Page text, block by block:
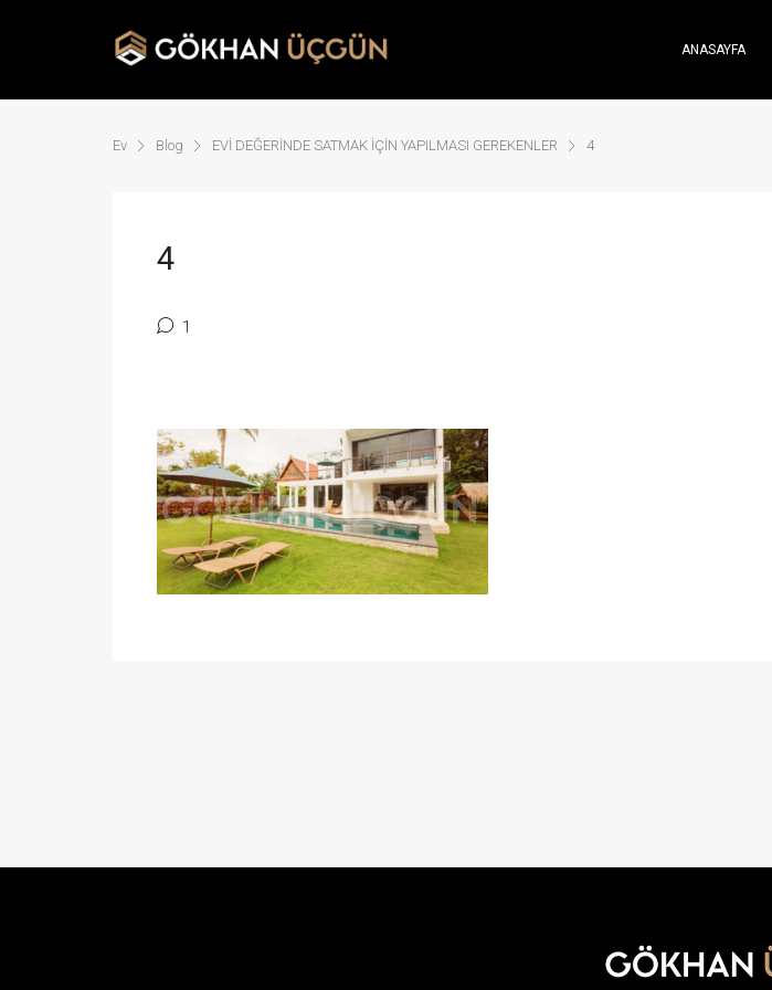
ANASAYFA
Ev Blog EVİ DEĞERİNDE SATMAK İÇİN YAPILMASI GEREKENLER 4
4
1